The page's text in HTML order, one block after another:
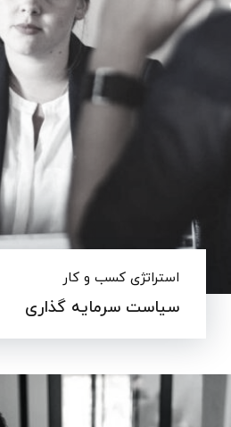
استراتژی کسب و کار
سیاست سرمایه گذاری